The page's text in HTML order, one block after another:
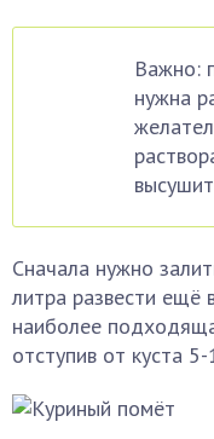
Важно:
нужна
Сначала нужно
литра развести ещё
наиболее
отступив от куста